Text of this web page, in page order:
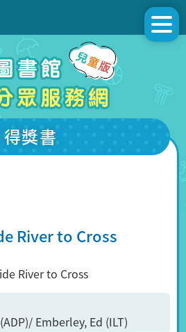
得獎書
River to Cross
Emberley, Ed (ILT)